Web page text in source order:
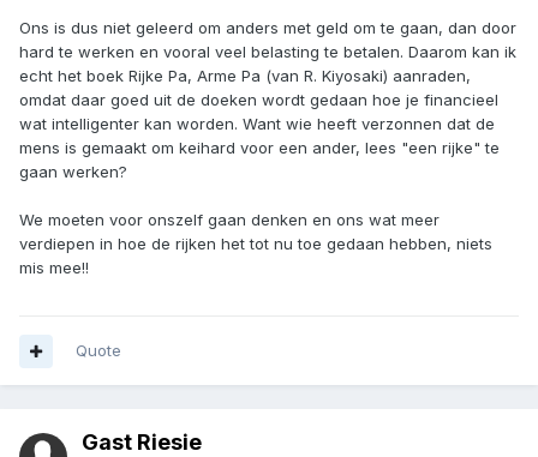
Ons is dus niet geleerd om anders met geld om te gaan, dan door
hard te werken en vooral veel belasting te betalen. Daarom kan ik
echt het boek Rijke Pa, Arme Pa (van R. Kiyosaki) aanraden,
omdat daar goed uit de doeken wordt gedaan hoe je financieel
wat intelligenter kan worden. Want wie heeft verzonnen dat de
mens is gemaakt om keihard voor een ander, lees "een rijke" te
gaan werken?
We moeten voor onszelf gaan denken en ons wat meer
verdiepen in hoe de rijken het tot nu toe gedaan hebben, niets
mis mee!!
Quote
Gast Riesie